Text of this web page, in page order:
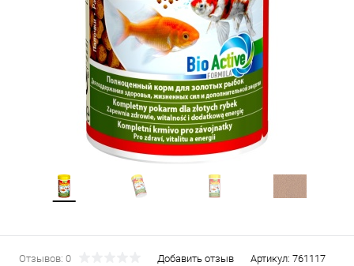
Отзывов: 0 Добавить отзыв Артикул: 761117